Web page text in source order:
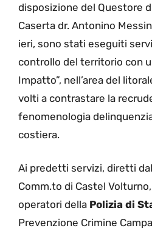
disposizione del Questore
Caserta dr. Antonino
ieri, sono stati eseguiti
controllo del territorio con
Impatto”, nell’area del
volti a contrastare la
fenomenologia
costiera.
Ai predetti servizi, diretti
Comm.to di Castel
operatori della Polizia di
Prevenzione Crimine